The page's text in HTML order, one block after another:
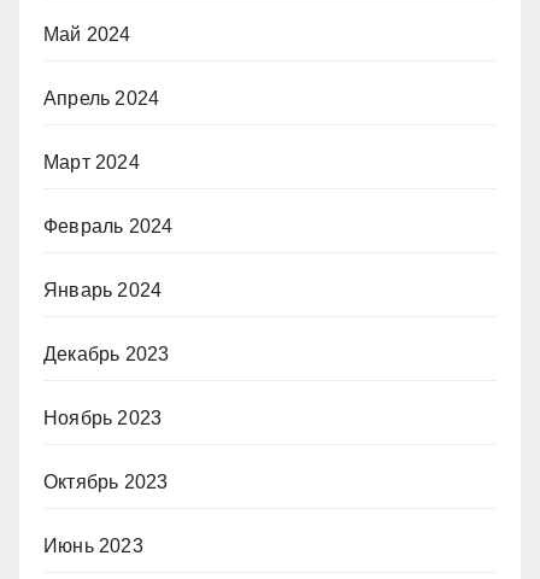
Май 2024
Апрель 2024
Март 2024
Февраль 2024
Январь 2024
Декабрь 2023
Ноябрь 2023
Октябрь 2023
Июнь 2023